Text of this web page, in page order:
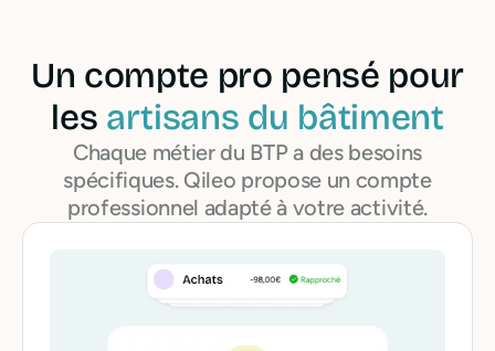
Un compte pro pensé pour
les artisans du bâtiment
Chaque métier du BTP a des besoins
spécifiques. Qileo propose un compte
professionnel adapté à votre activité.